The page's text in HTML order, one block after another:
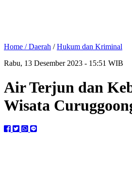
Home /Daerah /Hukum dan Kriminal
Rabu, 13 Desember 2023 - 15:51 WIB
Air Terjun dan
Wisata